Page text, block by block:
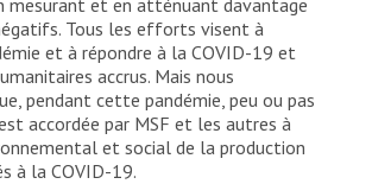
Tous les efforts visent à
et à répondre à la COVID-19 et
accrus. Mais nous
pendant cette pandémie, peu ou pas
accordée par MSF et les autres à
et social de la production
à la COVID-19.